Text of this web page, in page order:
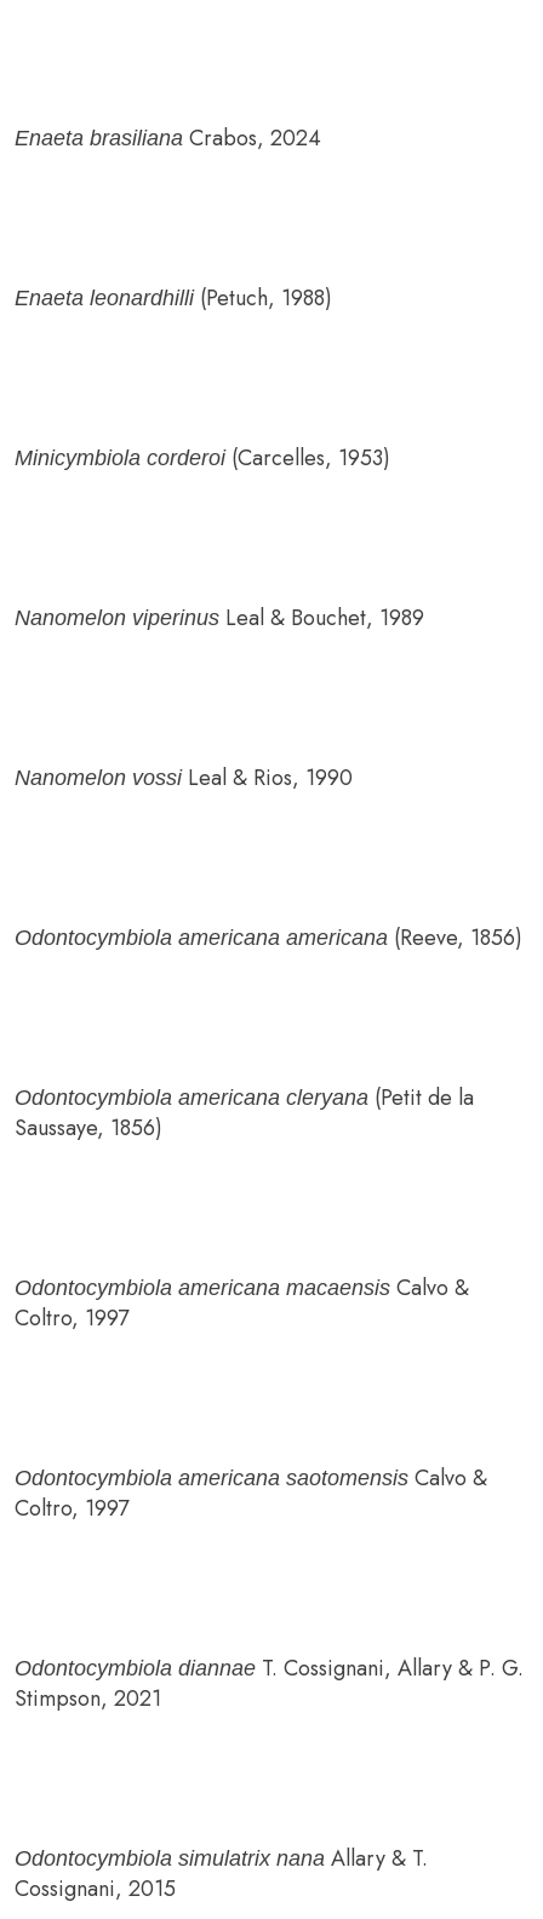
Enaeta brasiliana Crabos, 2024
Enaeta leonardhilli(Petuch, 1988)
Minicymbiola corderoi(Carcelles, 1953)
Nanomelon viperinus Leal & Bouchet, 1989
Nanomelon vossiLeal & Rios, 1990
Odontocymbiola americana americana (Reeve, 1856)
Odontocymbiola americana cleryana (Petit de la
Saussaye, 1856)
Odontocymbiola americana macaensis Calvo &
Coltro, 1997
Odontocymbiola americana saotomensis Calvo &
Coltro, 1997
Odontocymbiola diannae T. Cossignani, Allary & P. G.
Stimpson, 2021
Odontocymbiola simulatrix nana Allary & T.
Cossignani, 2015